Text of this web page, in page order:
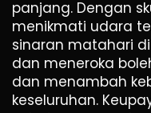
panjang. Dengan
menikmati udara
sinaran matahari
dan meneroka
dan menambah
keseluruhan.